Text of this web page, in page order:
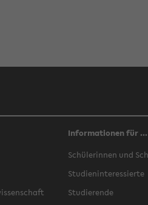
Informationen für ...
Schülerinnen und
Studieninteressierte
Studierende